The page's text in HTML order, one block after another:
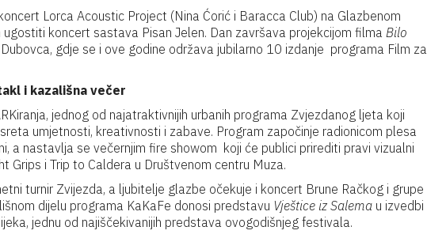
Lorca Acoustic Project (Nina Ćorić i Baracca Club) na Glazbenom
koncert sastava Pisan Jelen. Dan završava projekcijom filma Bilo
gdje se i ove godine održava jubilarno 10 izdanje programa Film za
i kazališna večer
jednog od najatraktivnijih urbanih programa Zvjezdanog ljeta koji
umjetnosti, kreativnosti i zabave. Program započinje radionicom plesa
a nastavlja se večernjim fire showom koji će publici prirediti pravi vizualni
Grips i Trip to Caldera u Društvenom centru Muza.
turnir Zvijezda, a ljubitelje glazbe očekuje i koncert Brune Račkog i grupe
dijelu programa KaKaFe donosi predstavu Vještice iz Salema u izvedbi
jednu od najiščekivanijih predstava ovogodišnjeg festivala.